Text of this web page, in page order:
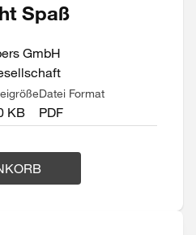
Spaß
GmbH
KB
Datei Format
PDF